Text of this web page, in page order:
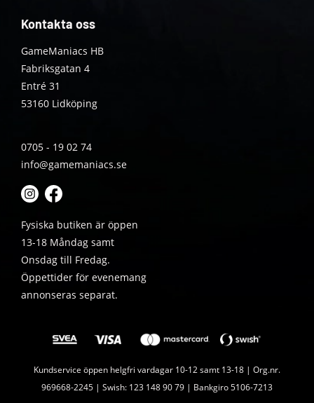
Kontakta oss
GameManiacs HB
Fabriksgatan 4
Entré 31
53160 Lidköping
0705 - 19 02 74
info@gamemaniacs.se
Fysiska butiken är öppen
13-18 Måndag samt
Onsdag till Fredag.
Öppettider för evenemang
annonseras separat.
Kundservice öppen helgfri vardagar 10-12 samt 13-18 | Org.nr.
969668-2245 | Swish: 123 148 90 79 | Bankgiro 5106-7213